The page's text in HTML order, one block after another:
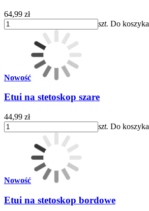
64,99 zł
szt. Do koszyka
Nowość
Etui na stetoskop szare
44,99 zł
szt. Do koszyka
Nowość
Etui na stetoskop bordowe